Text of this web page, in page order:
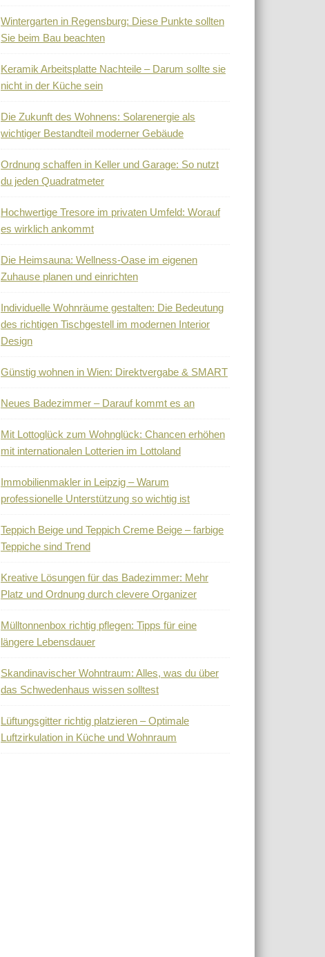
Wintergarten in Regensburg: Diese Punkte sollten
Sie beim Bau beachten
Keramik Arbeitsplatte Nachteile – Darum sollte sie
nicht in der Küche sein
Die Zukunft des Wohnens: Solarenergie als
wichtiger Bestandteil moderner Gebäude
Ordnung schaffen in Keller und Garage: So nutzt
du jeden Quadratmeter
Hochwertige Tresore im privaten Umfeld: Worauf
es wirklich ankommt
Die Heimsauna: Wellness-Oase im eigenen
Zuhause planen und einrichten
Individuelle Wohnräume gestalten: Die Bedeutung
des richtigen Tischgestell im modernen Interior
Design
Günstig wohnen in Wien: Direktvergabe & SMART
Neues Badezimmer – Darauf kommt es an
Mit Lottoglück zum Wohnglück: Chancen erhöhen
mit internationalen Lotterien im Lottoland
Immobilienmakler in Leipzig – Warum
professionelle Unterstützung so wichtig ist
Teppich Beige und Teppich Creme Beige – farbige
Teppiche sind Trend
Kreative Lösungen für das Badezimmer: Mehr
Platz und Ordnung durch clevere Organizer
Mülltonnenbox richtig pflegen: Tipps für eine
längere Lebensdauer
Skandinavischer Wohntraum: Alles, was du über
das Schwedenhaus wissen solltest
Lüftungsgitter richtig platzieren – Optimale
Luftzirkulation in Küche und Wohnraum